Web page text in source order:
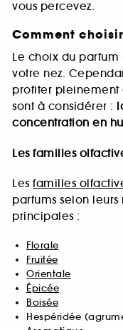
vous percevez.
Comment
Le choix du
votre nez.
profiter pleinement
sont à considérer :
concentration en
Les familles
Les familles
parfums selon
principales :
Florale
Fruitée
Orientale
Épicée
Boisée
Hespéridée